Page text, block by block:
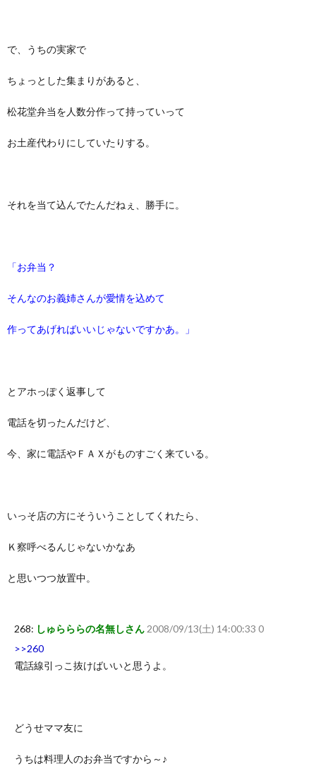
で、うちの実家で
ちょっとした集まりがあると、
松花堂弁当を人数分作って持っていって
お土産代わりにしていたりする。
それを当て込んでたんだねぇ、勝手に。
「お弁当？
そんなのお義姉さんが愛情を込めて
作ってあげればいいじゃないですかあ。」
とアホっぽく返事して
電話を切ったんだけど、
今、家に電話やＦＡＸがものすごく来ている。
いっそ店の方にそういうことしてくれたら、
Ｋ察呼べるんじゃないかなあ
と思いつつ放置中。
268: しゅらららの名無しさん 2008/09/13(土) 14:00:33 0
>>260
電話線引っこ抜けばいいと思うよ。
どうせママ友に
うちは料理人のお弁当ですから～♪